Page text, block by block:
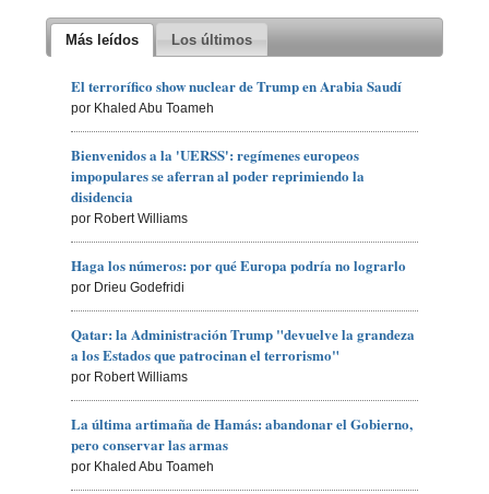
Más leídos Los últimos
El terrorífico show nuclear de Trump en Arabia Saudí
por Khaled Abu Toameh
Bienvenidos a la 'UERSS': regímenes europeos
impopulares se aferran al poder reprimiendo la
disidencia
por Robert Williams
Haga los números: por qué Europa podría no lograrlo
por Drieu Godefridi
Qatar: la Administración Trump "devuelve la grandeza
a los Estados que patrocinan el terrorismo"
por Robert Williams
La última artimaña de Hamás: abandonar el Gobierno,
pero conservar las armas
por Khaled Abu Toameh